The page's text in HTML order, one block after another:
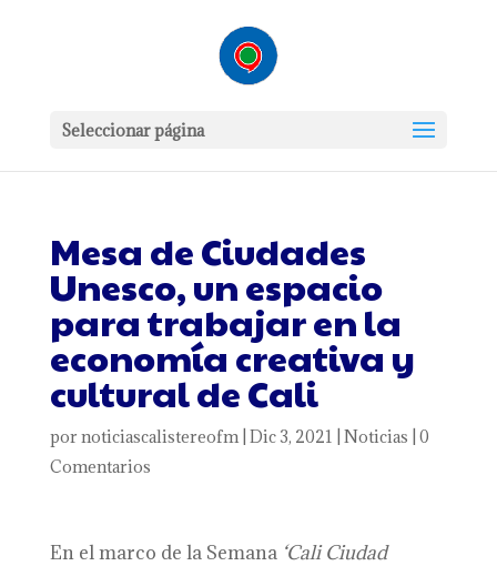
Seleccionar página
Mesa de Ciudades
Unesco, un espacio
para trabajar en la
economía creativa y
cultural de Cali
por noticiascalistereofm| Dic 3, 2021 Noticias 0
Comentarios
En el marco de la Semana ‘Cali Ciudad